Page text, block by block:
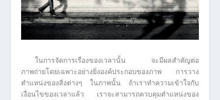
ในการจัดการเรื่องของเวลานั้น จะมีผลสำคัญต่อ
ภาพถ่ายโดยเฉพาะอย่างยิ่งองค์ประกอบของภาพ การวาง
ตำแหน่งของสิ่งต่างๆ ในภาพนั้น ถ้าเราทำความเข้าใจกับ
เงื่อนไขของเวลาแล้ว เราจะสามารถควบคุมตำแหน่งของ